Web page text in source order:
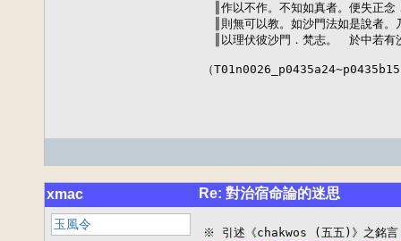
║作以不作。不知如真者。便失正念
║則無可以教。如沙門法如是說者。
║以理伏彼沙門．梵志。　於中若有
（
xmac Re: 對治宿命論的迷思
玉風令